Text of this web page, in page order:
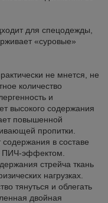
для спецодежды,
«суровые»
не мнется, не
количество
и
высокого содержания
повышенной
пропитки.
содержания в составе
ПИЧ-эффектом.
стрейча ткань
нагрузках.
тянуться и облегать
двойная